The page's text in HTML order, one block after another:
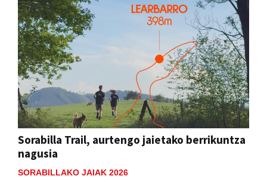
Sorabilla Trail, aurtengo jaietako berrikuntza
nagusia
SORABILLAKO JAIAK 2026